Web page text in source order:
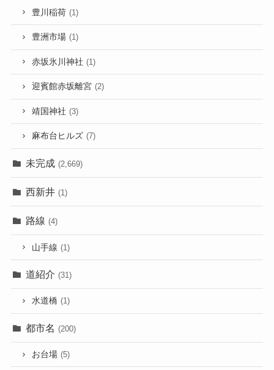
豊川稲荷 (1)
豊洲市場 (1)
赤坂氷川神社 (1)
迎賓館赤坂離宮 (2)
靖国神社 (3)
麻布台ヒルズ (7)
未完成 (2,669)
西新井 (1)
路線 (4)
山手線 (1)
道紹介 (31)
水道橋 (1)
都市名 (200)
お台場 (5)